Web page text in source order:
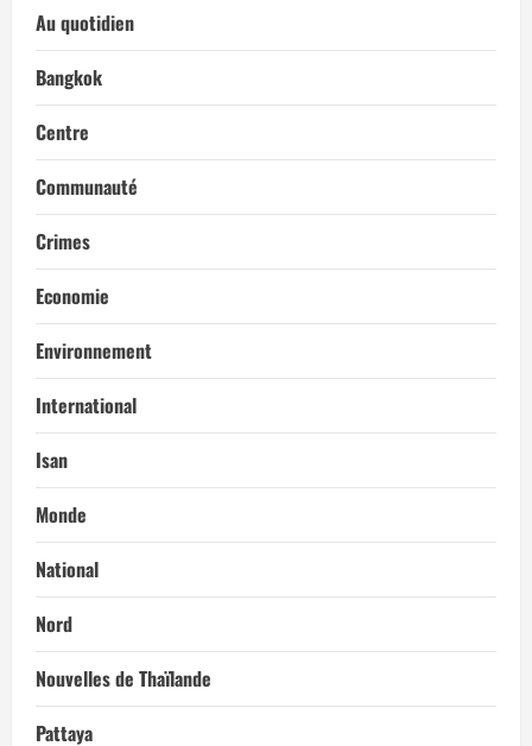
Au quotidien
Bangkok
Centre
Communauté
Crimes
Economie
Environnement
International
Isan
Monde
National
Nord
Nouvelles de Thaïlande
Pattaya